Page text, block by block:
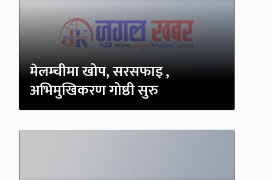
मेलम्चीमा खोप, सरसफाइ ,
अभिमुखिकरण गोष्ठी सुरु